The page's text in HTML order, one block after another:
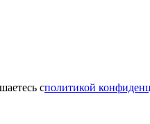
cполитикой